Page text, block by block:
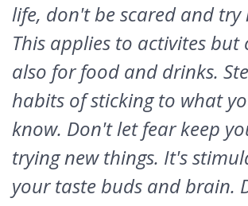
life, don't be scared and try
This applies to activites but
also for food and drinks.
habits of sticking to what
know. Don't let fear keep
trying new things. It's
your taste buds and brain.